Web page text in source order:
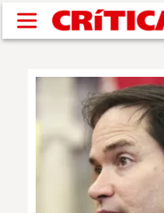
Pasar al contenido